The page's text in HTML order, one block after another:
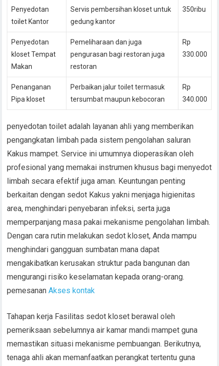
Penyedotan
toilet Kantor
Servis pembersihan kloset untuk
gedung kantor
350ribu
Penyedotan
kloset Tempat
Makan
Pemeliharaan dan juga
pengurasan bagi restoran juga
restoran
Rp
330.000
Penanganan
Pipa kloset
Perbaikan jalur toilet termasuk
tersumbat maupun kebocoran
Rp
340.000
penyedotan toilet adalah layanan ahli yang memberikan
pengangkatan limbah pada sistem pengolahan saluran
Kakus mampet. Service ini umumnya dioperasikan oleh
profesional yang memakai instrumen khusus bagi menyedot
limbah secara efektif juga aman. Keuntungan penting
berkaitan dengan sedot Kakus yakni menjaga higienitas
area, menghindari penyebaran infeksi, serta juga
memperpanjang masa pakai mekanisme pengolahan limbah.
Dengan cara rutin melakukan sedot kloset, Anda mampu
menghindari gangguan sumbatan mana dapat
mengakibatkan kerusakan struktur pada bangunan dan
mengurangi risiko keselamatan kepada orang-orang.
pemesananAkses kontak
Tahapan kerja Fasilitas sedot kloset berawal oleh
pemeriksaan sebelumnya air kamar mandi mampet guna
memastikan situasi mekanisme pembuangan. Berikutnya,
tenaga ahli akan memanfaatkan perangkat tertentu guna